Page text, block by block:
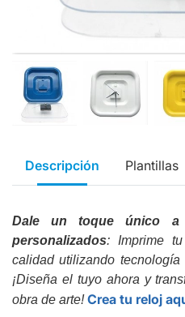
Descripción Plantillas
Dale un toque único a
personalizados: Imprime
calidad utilizando
¡Diseña el tuyo ahora y
obra de arte!Crea tu reloj